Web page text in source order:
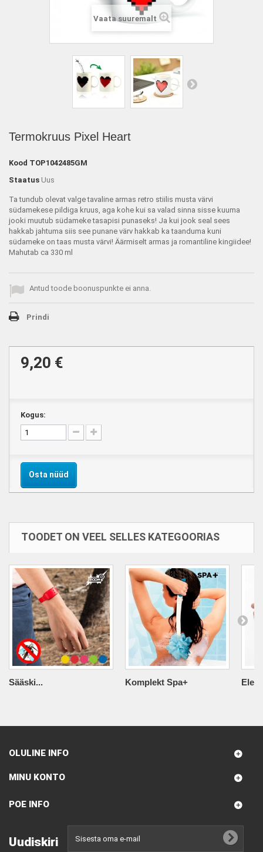
Vaata suuremalt
Termokruus Pixel Heart
Kood TOP1042485GM
Staatus Uus
Ta tundub olevat valge tavaline armas retro stiilis musta värvi
südamekese pildiga kruus, aga kohe kui sa valad sinna sisse kuuma
jooki muutub südameke tasapisi punaseks! Ja kui jook seal sees
hakkab jahtuma siis see punane värv hakkab ka taanduma kuni
südameke on taas musta värvi! Äärmiselt armas ja romantiline kingiidee!
Mahutab ca 330 ml
Antud toode boonuspunkte ei anna.
Prindi
9,20 €
Kogus:
Osta nüüd
TOODET ON VEEL SELLES KATEGOORIAS
Sääski... Komplekt Spa+
OLULINE INFO
MINU KONTO
POE INFO
Uudiskiri